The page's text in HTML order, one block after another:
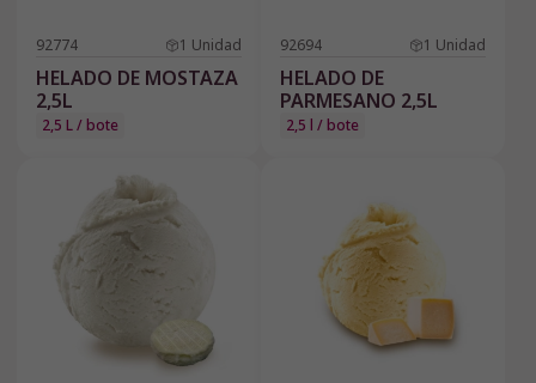
92774 1 Unidad
HELADO DE MOSTAZA
2,5L
2,5 L / bote
92694 1 Unidad
HELADO DE
PARMESANO 2,5L
2,5 l / bote